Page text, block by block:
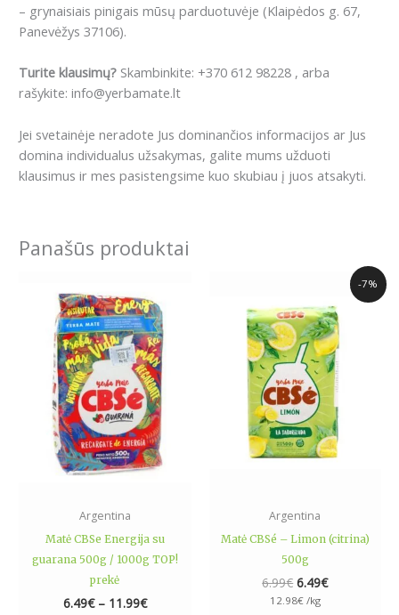
– grynaisiais pinigais mūsų parduotuvėje (Klaipėdos g. 67,
Panevėžys 37106).
Turite klausimų? Skambinkite: +370 612 98228 , arba
rašykite: info@yerbamate.lt
Jei svetainėje neradote Jus dominančios informacijos ar Jus
domina individualus užsakymas, galite mums užduoti
klausimus ir mes pasistengsime kuo skubiau į juos atsakyti.
Panašūs produktai
Argentina
Matė CBSe Energija su
guarana 500g / 1000g TOP!
prekė
6.49€ – 11.99€
6.49€
through
11.99€
product
has
multiple
variants.
The
options
may
be
chosen
page
-7%
Argentina
Matė CBSé – Limon (citrina)
500g
6.99€
was:
6.99€.
6.49€
Current
price
is:
6.49€.
12.98€/kg